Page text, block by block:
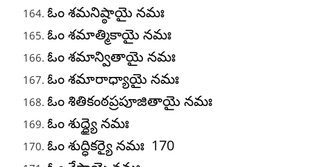
ఓం శమనిష్ఠాయై నమః
ఓం శమాత్మికాయై నమః
ఓం శమాన్వితాయై నమః
ఓం శమారాధ్యాయై నమః
ఓం శితికంఠప్రపూజితాయై నమః
ఓం శుద్ధ్యై నమః
ఓం శుద్ధికర్యై నమః 170